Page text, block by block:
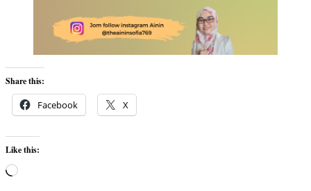
Share this:
Facebook X
Like this:
Loading…